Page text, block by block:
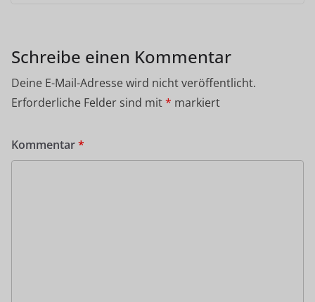
Schreibe einen Kommentar
Deine E-Mail-Adresse wird nicht veröffentlicht.
Erforderliche Felder sind mit* markiert
Kommentar*